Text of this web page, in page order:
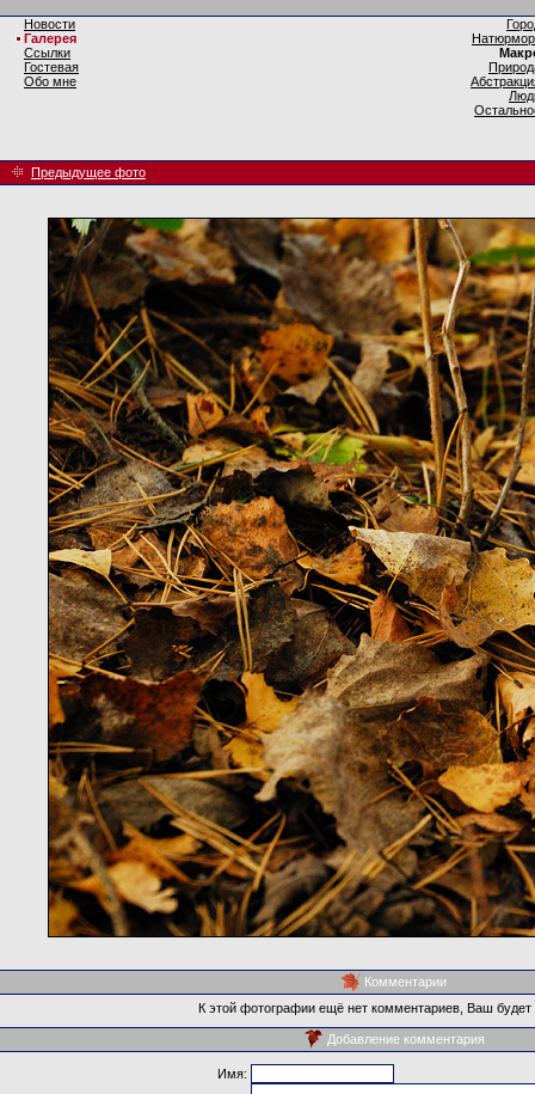
Новости
Галерея
Ссылки
Гостевая
Обо мне
Предыдущее фото
Комментарии
К этой фотографии ещё нет комментариев, Ваш
Добавление комментария
Имя: